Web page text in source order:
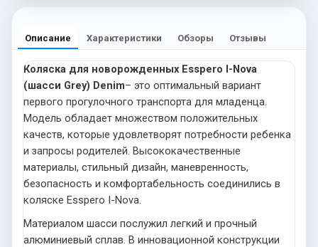
Описание Характеристики Обзоры Отзывы
Коляска для новорожденных Esspero I-Nova
(шасси Grey) Denim– это оптимальный вариант
первого прогулочного транспорта для младенца.
Модель обладает множеством положительных
качеств, которые удовлетворят потребности ребенка
и запросы родителей. Высококачественные
материалы, стильный дизайн, маневренность,
безопасность и комфортабельность соединились в
коляске Esspero I-Nova.
Материалом шасси послужил легкий и прочный
алюминиевый сплав. В инновационной конструкции